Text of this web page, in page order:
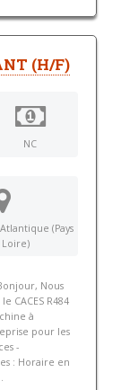
(H/F)
NC
(Pays
Loire)
Nous
CACES R484
à
pour les
-
: Horaire en